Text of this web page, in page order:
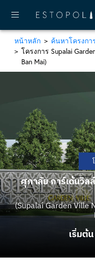
หน้าหลัก
ค้นหาโครงกา
โครงการ Supalai
Ban Mai)
ศุภาลัย การ์เด้นวิ
(Supalai Garden Ville
เริ่มต้